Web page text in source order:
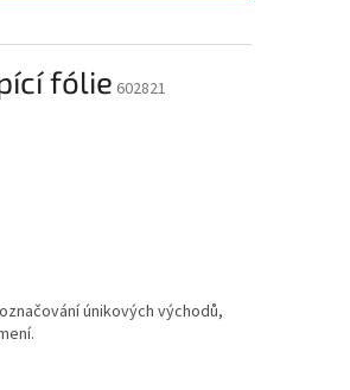
fólie 602821
únikových východů,